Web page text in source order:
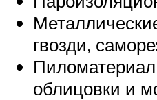
гвозди,
облицовки и